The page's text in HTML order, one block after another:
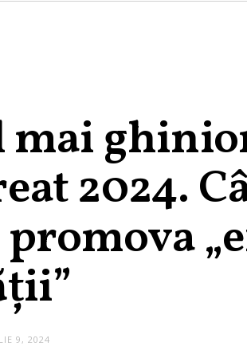
mai
2024.
9, 2024